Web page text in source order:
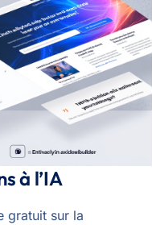
à l’IA
gratuit sur la